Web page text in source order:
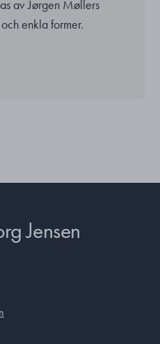
av Jørgen Møllers
enkla former.
Jensen